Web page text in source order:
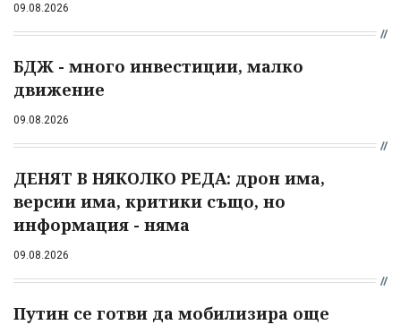
09.08.2026
БДЖ - много инвестиции, малко
движение
09.08.2026
ДЕНЯТ В НЯКОЛКО РЕДА: дрон има,
версии има, критики също, но
информация - няма
09.08.2026
Путин се готви да мобилизира още